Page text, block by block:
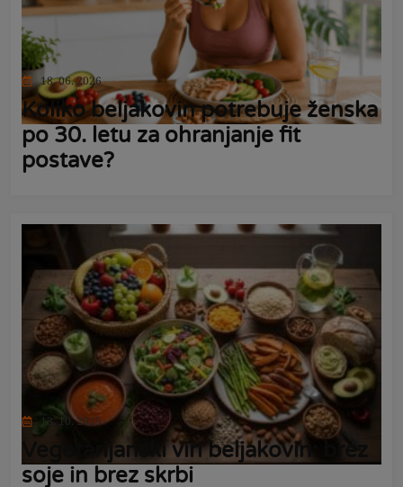
18. 06. 2026
Koliko beljakovin potrebuje ženska
po 30. letu za ohranjanje fit
postave?
13. 10. 2025
Vegetarijanski viri beljakovin: brez
soje in brez skrbi